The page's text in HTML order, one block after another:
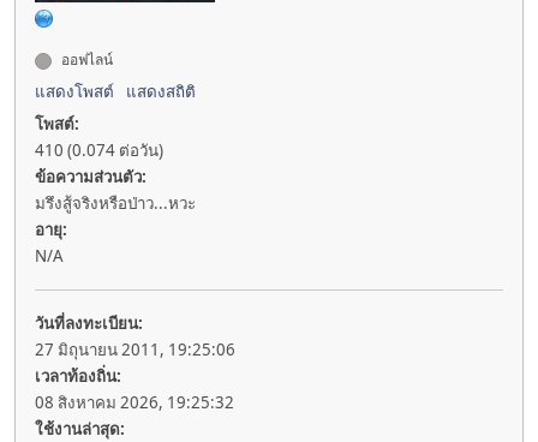
ออฟไลน์
แสดงโพสต์
แสดงสถิติ
โพสต์:
410 (0.074 ต่อวัน)
ข้อความส่วนตัว:
มรึงสู้จริงหรือป่าว...หวะ
อายุ:
N/A
วันที่ลงทะเบียน:
27 มิถุนายน 2011, 19:25:06
เวลาท้องถิ่น:
08 สิงหาคม 2026, 19:25:32
ใช้งานล่าสุด: